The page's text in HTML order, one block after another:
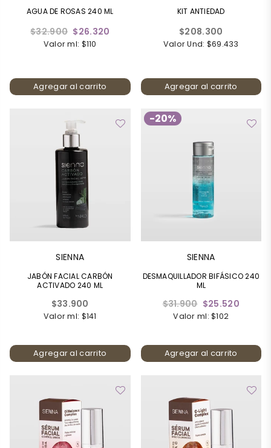
AGUA DE ROSAS 240 ML
Precio
habitual
$32.900 $26.320
Valor ml: $110
Agregar al carrito
KIT ANTIEDAD
Precio
habitual
$208.300
Valor Und: $69.433
Agregar al carrito
SIENNA
JABÓN FACIAL CARBÓN
ACTIVADO 240 ML
Precio
habitual
$33.900
Valor ml: $141
Agregar al carrito
-20%
SIENNA
DESMAQUILLADOR BIFÁSICO 240
ML
Precio
habitual
$31.900 $25.520
Valor ml: $102
Agregar al carrito